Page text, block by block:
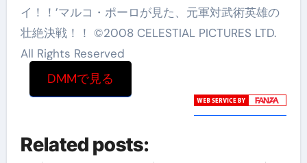
イ！！’マルコ・ポーロが見た、元軍対武術英雄の
壮絶決戦！！ ©2008 CELESTIAL PICTURES LTD.
All Rights Reserved
DMMで見る
Related posts: